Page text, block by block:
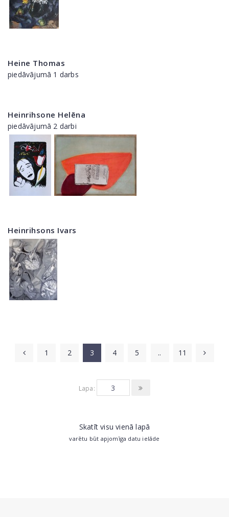
Heine Thomas
piedāvājumā 1 darbs
Heinrihsone Helēna
piedāvājumā 2 darbi
Heinrihsons Ivars
1 2 3 4 5 .. 11
Lapa:
Skatīt visu vienā lapā
varētu būt apjomīga datu ielāde